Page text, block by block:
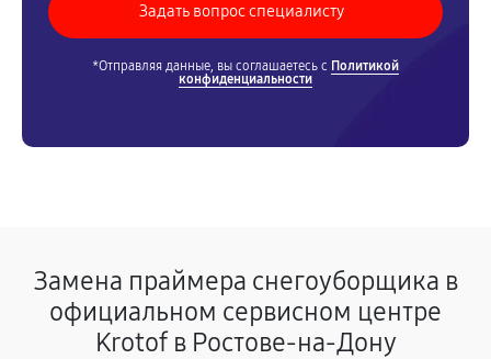
*Отправляя данные, вы соглашаетесь с Политикой
конфиденциальности
Замена праймера снегоуборщика в
официальном сервисном центре
Krotof в Ростове-на-Дону